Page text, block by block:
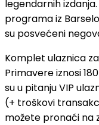
legendarnih
programa iz
su posvećeni
Komplet ulaznica
Primavere iznosi
su u pitanju VIP
(+ troškovi
možete pronaći na